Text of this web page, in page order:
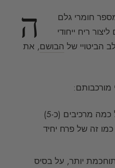
ה
חומרי גלם
שמטרתם ליצור ריח ייחודי
הביטויי של הבושם, את
מורכבותם:
: הרכב של כמה מרכיבים (כ-5)
זה של פרח יחיד
יותר, על בסיס